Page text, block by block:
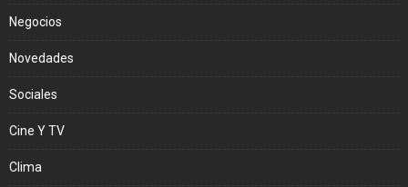
Negocios
Novedades
Sociales
Cine Y TV
Clima